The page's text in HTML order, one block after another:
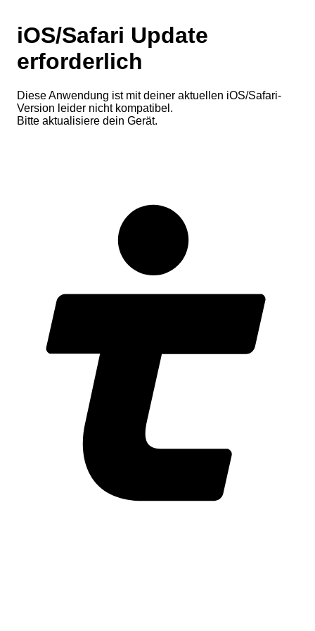
iOS/Safari Update
erforderlich
Diese Anwendung ist mit deiner aktuellen iOS/Safari-
Version leider nicht kompatibel.
Bitte aktualisiere dein Gerät.